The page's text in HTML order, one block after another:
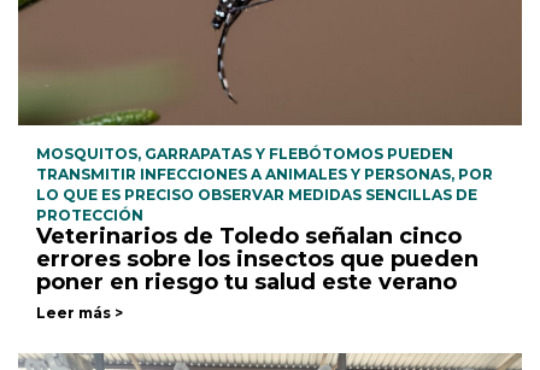
MOSQUITOS, GARRAPATAS Y FLEBÓTOMOS PUEDEN
TRANSMITIR INFECCIONES A ANIMALES Y PERSONAS, POR
LO QUE ES PRECISO OBSERVAR MEDIDAS SENCILLAS DE
PROTECCIÓN
Veterinarios de Toledo señalan cinco
errores sobre los insectos que pueden
poner en riesgo tu salud este verano
Leer más >